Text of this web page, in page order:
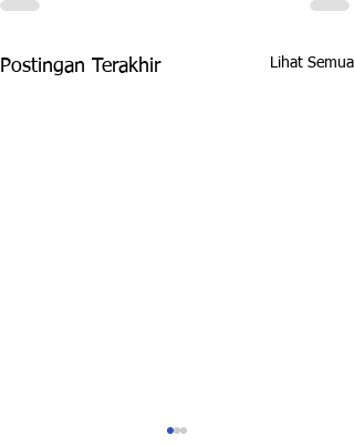
Postingan Terakhir Lihat Semua